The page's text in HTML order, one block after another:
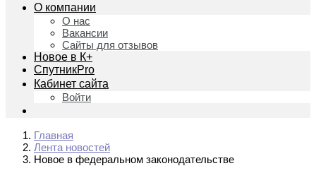
О компании
О нас
Вакансии
Сайты для отзывов
Новое в К+
СпутникPro
Кабинет сайта
Войти
Главная
Лента новостей
Новое в федеральном законодательстве